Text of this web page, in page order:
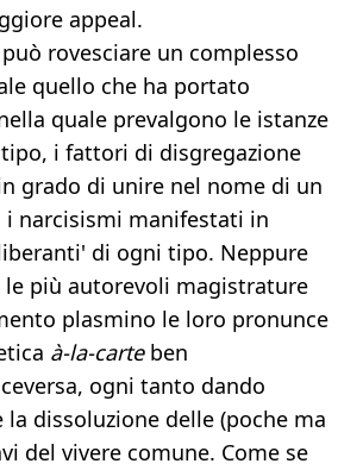
appeal.
rovesciare un complesso
quello che ha portato
quale prevalgono le istanze
i fattori di disgregazione
grado di unire nel nome di un
i narcisismi manifestati in
di ogni tipo. Neppure
le più autorevoli magistrature
plasmino le loro pronunce
à-la-carteben
ogni tanto dando
dissoluzione delle (poche ma
del vivere comune. Come se